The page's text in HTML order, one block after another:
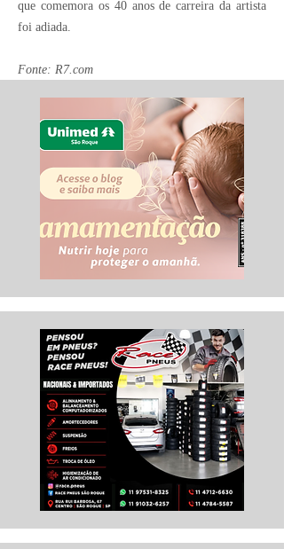
que comemora os 40 anos de carreira da artista
foi adiada.
Fonte: R7.com